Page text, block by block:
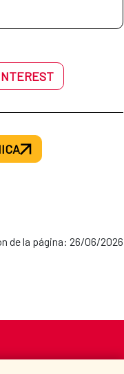
de la página: 26/06/2026